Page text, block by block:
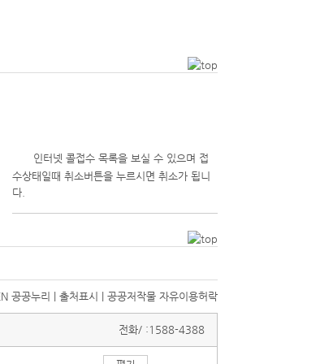
인터넷 콜접수 목록을 보실 수 있으며 접
수상태일때 취소버튼을 누르시면 취소가 됩니
다.
전화/ : 1588-4388